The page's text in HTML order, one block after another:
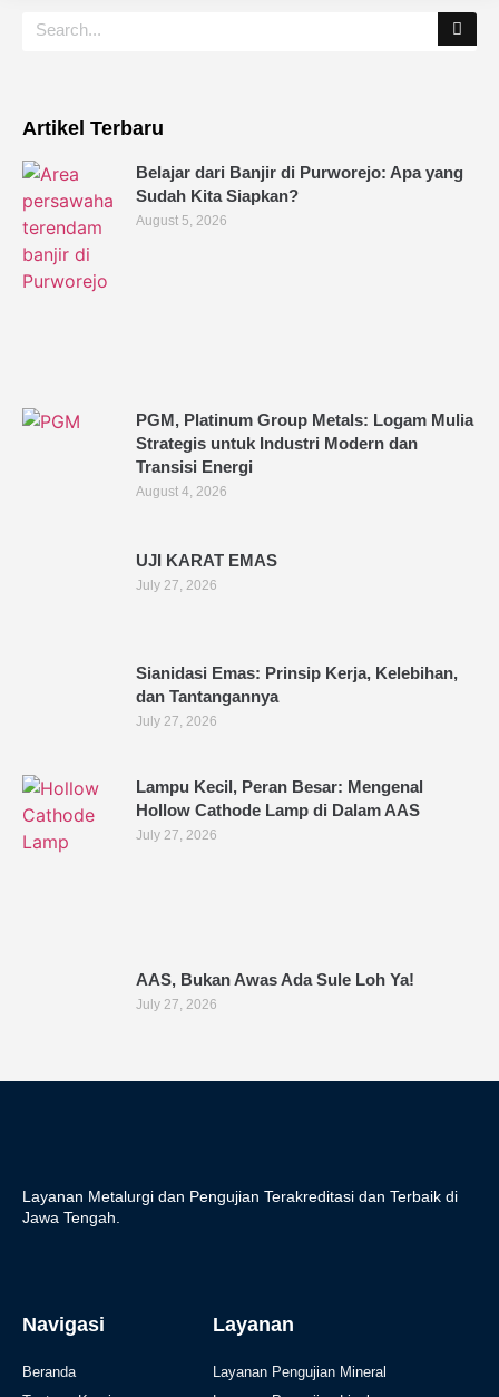
Artikel Terbaru
Belajar dari Banjir di Purworejo: Apa yang
Sudah Kita Siapkan?
August 5, 2026
PGM, Platinum Group Metals: Logam Mulia
Strategis untuk Industri Modern dan
Transisi Energi
August 4, 2026
UJI KARAT EMAS
July 27, 2026
Sianidasi Emas: Prinsip Kerja, Kelebihan,
dan Tantangannya
July 27, 2026
Lampu Kecil, Peran Besar: Mengenal
Hollow Cathode Lamp di Dalam AAS
July 27, 2026
AAS, Bukan Awas Ada Sule Loh Ya!
July 27, 2026
Layanan Metalurgi dan Pengujian Terakreditasi dan Terbaik di
Jawa Tengah.
Navigasi
Beranda
Layanan
Layanan Pengujian Mineral